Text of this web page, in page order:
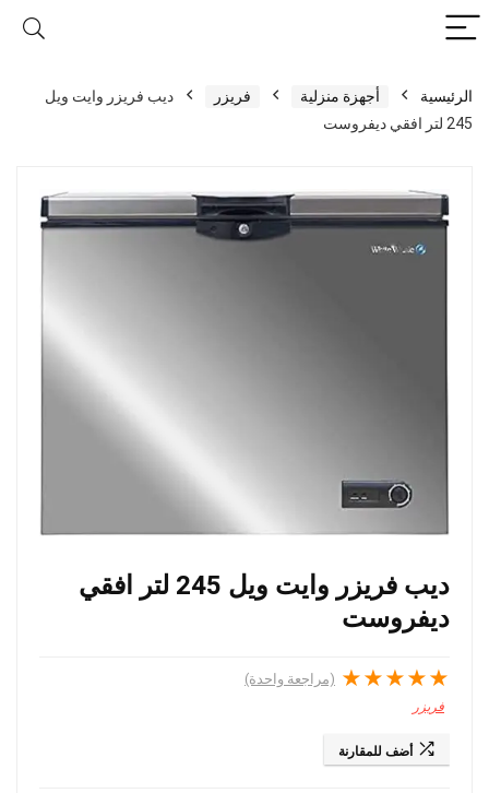
الرئيسية أجهزة منزلية فريزر
ديب فريزر وايت ويل
245 لتر افقي ديفروست
ديب فريزر وايت ويل 245 لتر افقي
ديفروست
★
★
★
★
★ (مراجعة واحدة)
فريزر
أضف للمقارنة